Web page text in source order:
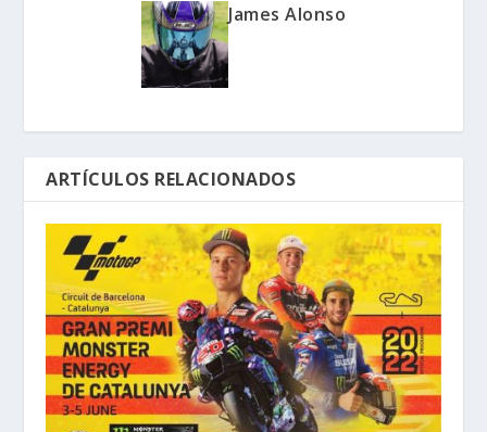
James Alonso
ARTÍCULOS RELACIONADOS